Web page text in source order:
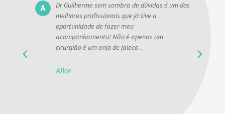
Dr Guilherme sem sombra de dúvidas é um dos
melhores profissionais que já tive a
oportunidade de fazer meu
acompanhamento! Não é apenas um
cirurgião é um anjo de jaleco .
Alice